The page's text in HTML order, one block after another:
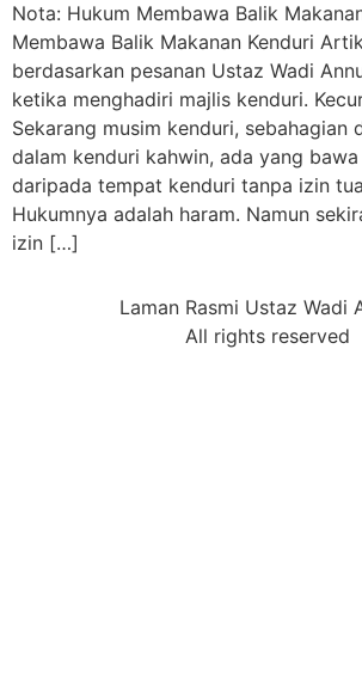
Nota: Hukum Membawa Balik
Membawa Balik Makanan Kenduri
berdasarkan pesanan Ustaz Wadi
ketika menghadiri majlis kenduri.
Sekarang musim kenduri, sebahagian
dalam kenduri kahwin, ada yang
daripada tempat kenduri tanpa izin
Hukumnya adalah haram. Namun
izin […]
Laman Rasmi Ustaz Wadi
All rights reserved